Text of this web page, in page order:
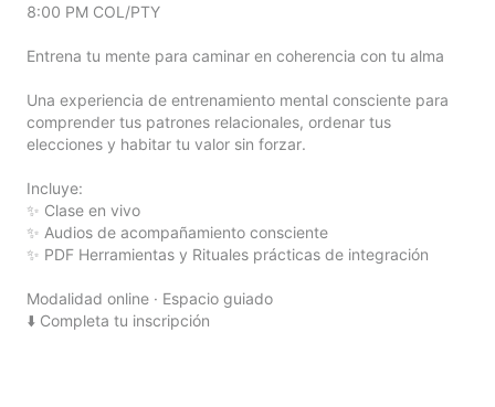
8:00 PM COL/PTY
Entrena tu mente para caminar en coherencia con tu alma
Una experiencia de entrenamiento mental consciente para
comprender tus patrones relacionales, ordenar tus
elecciones y habitar tu valor sin forzar.
Incluye:
✨ Clase en vivo
✨ Audios de acompañamiento consciente
✨ PDF Herramientas y Rituales prácticas de integración
Modalidad online · Espacio guiado
⬇️ Completa tu inscripción